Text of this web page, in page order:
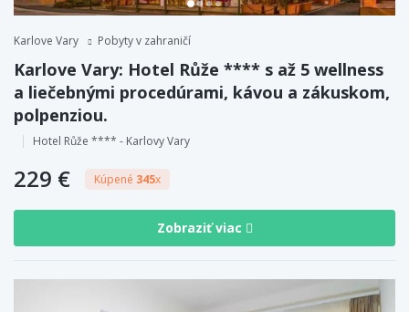
Karlove Vary Pobyty v zahraničí
Karlove Vary: Hotel Růže **** s až 5 wellness
a liečebnými procedúrami, kávou a zákuskom,
polpenziou.
Hotel Růže **** - Karlovy Vary
229 € Kúpené 345x
Zobraziť viac